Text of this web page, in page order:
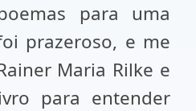
para uma
prazeroso, e me
Maria Rilke e
para entender